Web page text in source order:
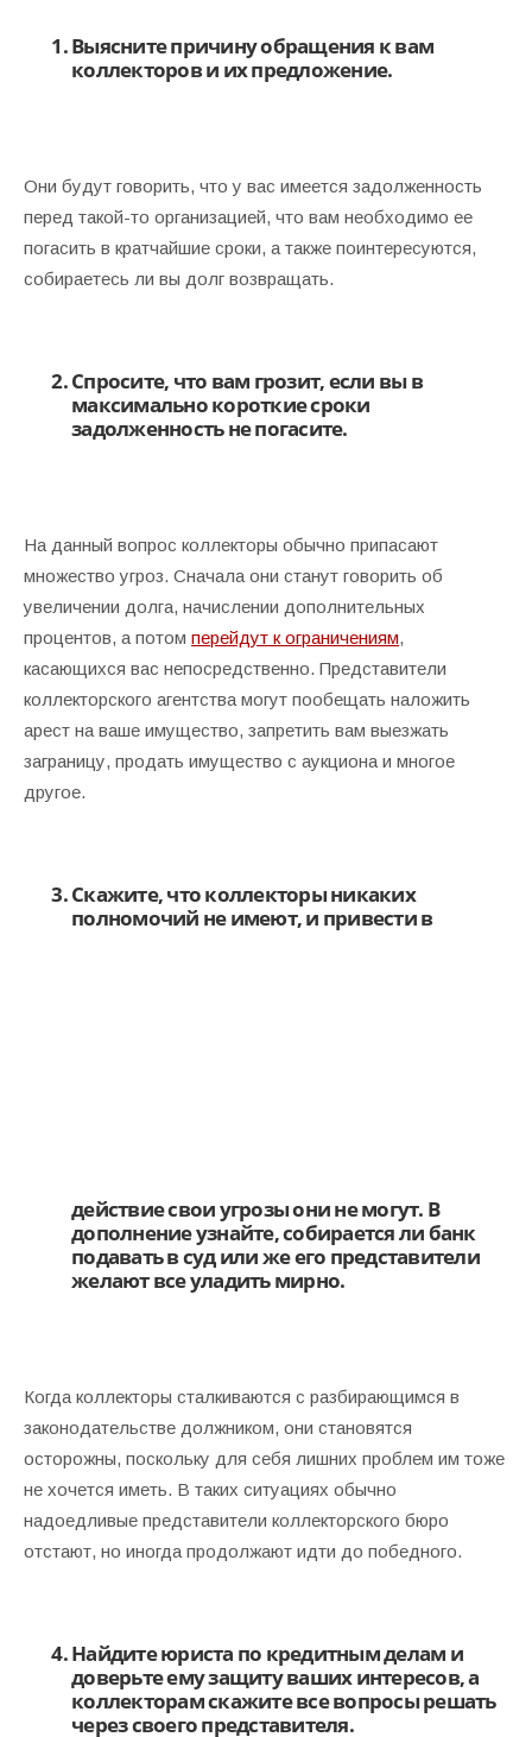
Выясните причину обращения к вам
коллекторов и их предложение.
Они будут говорить, что у вас имеется задолженность
перед такой-то организацией, что вам необходимо ее
погасить в кратчайшие сроки, а также поинтересуются,
собираетесь ли вы долг возвращать.
Спросите, что вам грозит, если вы в
максимально короткие сроки
задолженность не погасите.
На данный вопрос коллекторы обычно припасают
множество угроз. Сначала они станут говорить об
увеличении долга, начислении дополнительных
процентов, а потом перейдут к ограничениям,
касающихся вас непосредственно. Представители
коллекторского агентства могут пообещать наложить
арест на ваше имущество, запретить вам выезжать
заграницу, продать имущество с аукциона и многое
другое.
Скажите, что коллекторы никаких
полномочий не имеют, и привести в
действие свои угрозы они не могут. В
дополнение узнайте, собирается ли банк
подавать в суд или же его представители
желают всеуладить мирно.
Когда коллекторы сталкиваются с разбирающимся в
законодательстве должником, они становятся
осторожны, поскольку для себя лишних проблем им тоже
не хочется иметь. В таких ситуациях обычно
надоедливые представители коллекторского бюро
отстают, но иногда продолжают идти до победного.
Найдитеюриста по кредитным делам и
доверьте ему защиту ваших интересов, а
коллекторам скажите все вопросы решать
через своего представителя.